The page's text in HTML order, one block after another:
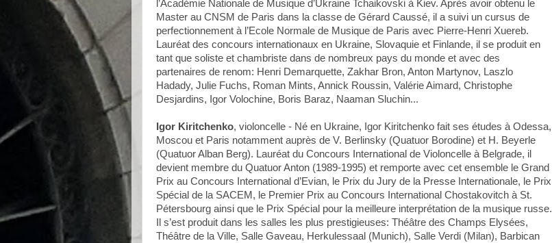
l’Académie Nationale de Musique d’Ukraine Tchaikovski à Kiev. Après avoir obtenu le
Master au CNSM de Paris dans la classe de Gérard Caussé, il a suivi un cursus de
perfectionnement à l’Ecole Normale de Musique de Paris avec Pierre-Henri Xuereb.
Lauréat des concours internationaux en Ukraine, Slovaquie et Finlande, il se produit en
tant que soliste et chambriste dans de nombreux pays du monde et avec des
partenaires de renom: Henri Demarquette, Zakhar Bron, Anton Martynov, Laszlo
Hadady, Julie Fuchs, Roman Mints, Annick Roussin, Valérie Aimard, Christophe
Desjardins, Igor Volochine, Boris Baraz, Naaman Sluchin...
Igor Kiritchenko, violoncelle - Né en Ukraine, Igor Kiritchenko fait ses études à Odessa,
Moscou et Paris notamment auprès de V. Berlinsky (Quatuor Borodine) et H. Beyerle
(Quatuor Alban Berg). Lauréat du Concours International de Violoncelle à Belgrade, il
devient membre du Quatuor Anton (1989-1995) et remporte avec cet ensemble le Grand
Prix au Concours International d’Evian, le Prix du Jury de la Presse Internationale, le Prix
Spécial de la SACEM, le Premier Prix au Concours International Chostakovitch à St.
Pétersbourg ainsi que le Prix Spécial pour la meilleure interprétation de la musique russe.
Il s’est produit dans les salles les plus prestigieuses: Théâtre des Champs Elysées,
Théâtre de la Ville, Salle Gaveau, Herkulessaal (Munich), Salle Verdi (Milan), Barbican